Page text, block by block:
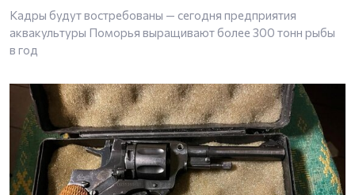
Кадры будут востребованы — сегодня предприятия
аквакультуры Поморья выращивают более 300 тонн рыбы
в год